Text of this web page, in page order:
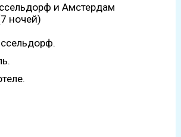
и Амстердам
ночей)